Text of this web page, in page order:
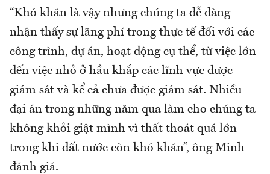
“Khó khăn là vậy nhưng chúng ta dễ dàng
nhận thấy sự lãng phí trong thực tế đối với các
công trình, dự án, hoạt động cụ thể, từ việc lớn
đến việc nhỏ ở hầu khắp các lĩnh vực được
giám sát và kể cả chưa được giám sát. Nhiều
đại án trong những năm qua làm cho chúng ta
không khỏi giật mình vì thất thoát quá lớn
trong khi đất nước còn khó khăn”, ông Minh
đánh giá.